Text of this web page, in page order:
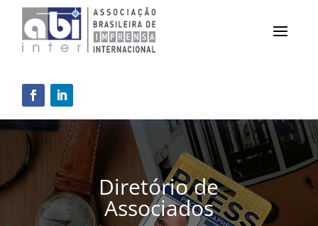
Diretório de
Associados